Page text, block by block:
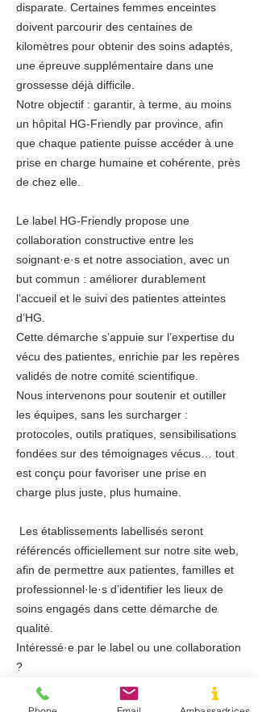
disparate. Certaines femmes enceintes
doivent parcourir des centaines de
kilomètres pour obtenir des soins adaptés,
une épreuve supplémentaire dans une
grossesse déjà difficile.
Notre objectif : garantir, à terme, au moins
un hôpital HG-Friendly par province, afin
que chaque patiente puisse accéder à une
prise en charge humaine et cohérente, près
de chez elle.
Le label HG-Friendly propose une
collaboration constructive entre les
soignant·e·s et notre association, avec un
but commun : améliorer durablement
l’accueil et le suivi des patientes atteintes
d’HG.
Cette démarche s’appuie sur l’expertise du
vécu des patientes, enrichie par les repères
validés de notre comité scientifique.
Nous intervenons pour soutenir et outiller
les équipes, sans les surcharger :
protocoles, outils pratiques, sensibilisations
fondées sur des témoignages vécus… tout
est conçu pour favoriser une prise en
charge plus juste, plus humaine.
Les établissements labellisés seront
référencés officiellement sur notre site web,
afin de permettre aux patientes, familles et
professionnel·le·s d’identifier les lieux de
soins engagés dans cette démarche de
qualité.
Intéressé·e par le label ou une collaboration
?
Contactez-nous à :
hyperemesis@outlook.be